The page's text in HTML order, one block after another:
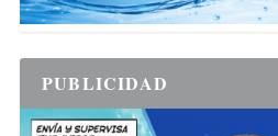
PUBLICIDAD